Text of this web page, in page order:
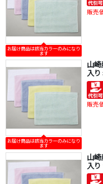
お届け商品は該当カラーのみになり
ます
販売
お届け商品は該当カラーのみになり
ます
山
入り
販売
山
入り